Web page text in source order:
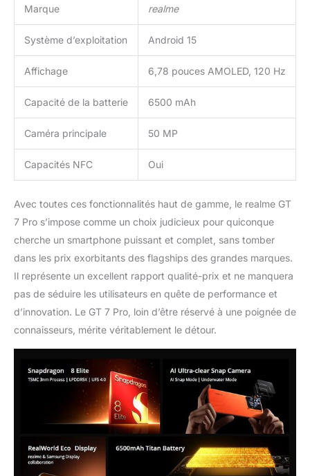
Marque realme
Système d’exploitation Android 15
Affichage 6,78 pouces AMOLED, 120 Hz
Capacité de la batterie 6500 mAh
Caméra principale 50 MP
Capacités NFC Oui
Avec toutes ces fonctionnalités haut de gamme, le realme GT
7 Pro s’impose comme un choix judicieux pour quiconque
cherche un smartphone puissant et complet, sans tomber
dans les prix exorbitants des flagships des grandes marques.
Il représente un excellent rapport qualité-prix et ne manquera
pas de séduire les utilisateurs en quête de performance et
d’innovation. Le GT 7 Pro, loin d’être réservé à une poignée de
connaisseurs, mérite véritablement le détour.